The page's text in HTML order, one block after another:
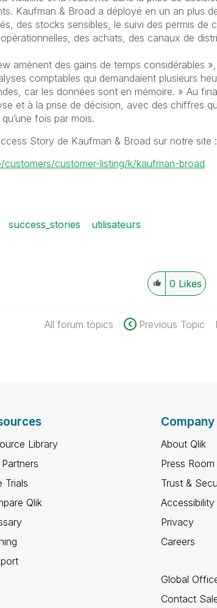
Kaufman & Broad a déployé en un an plus
des stocks sensibles, le suivi des permis de
des achats, des canaux de
amènent des gains de temps considérables
comptables qui demandaient plusieurs
car les données sont en mémoire. » Au
et à la prise de décision, avec des chiffres
fois par mois.
Story de Kaufman & Broad sur notre site :
customer-listing/k/kaufman-broad
success_stories utilisateurs
0 Likes
All forum topics Previous Topic
Library
Partners
Trials
Qlik
Company
About Qlik
Press Room
Trust &
Accessibility
Privacy
Careers
Global
Contact